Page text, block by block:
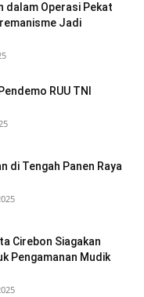
dalam Operasi Pekat
Jadi
RUU TNI
di Tengah Panen Raya
Cirebon Siagakan
Pengamanan Mudik